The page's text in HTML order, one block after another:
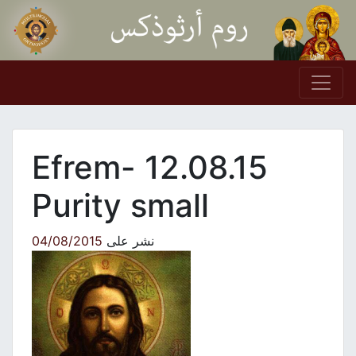
Skip to content
Main Navigation
12.08.15 Efrem-
Purity small
نشر على04/08/2015